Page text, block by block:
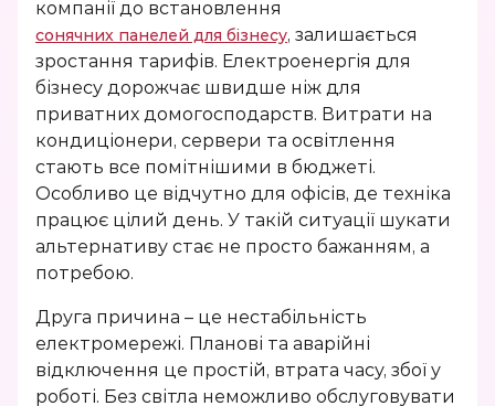
Калькулятор
Підбір типу станції
Калькулятор
окупності
Сервісне обслуговування
ПОСЛУГИ
Сервісне обслуговування
сонячних
електростанцій
Проєктування сонячних
електростанцій
Монтаж сонячної
електростанції
Калькулятор окупності
компанії до встановлення
сонячних панелей для бізнесу, залишається
зростання тарифів. Електроенергія для
бізнесу дорожчає швидше ніж для
приватних домогосподарств. Витрати на
кондиціонери, сервери та освітлення
стають все помітнішими в бюджеті.
Особливо це відчутно для офісів, де техніка
працює цілий день. У такій ситуації шукати
альтернативу стає не просто бажанням, а
потребою.
Друга причина – це нестабільність
електромережі. Планові та аварійні
відключення це простій, втрата часу, збої у
роботі. Без світла неможливо обслуговувати